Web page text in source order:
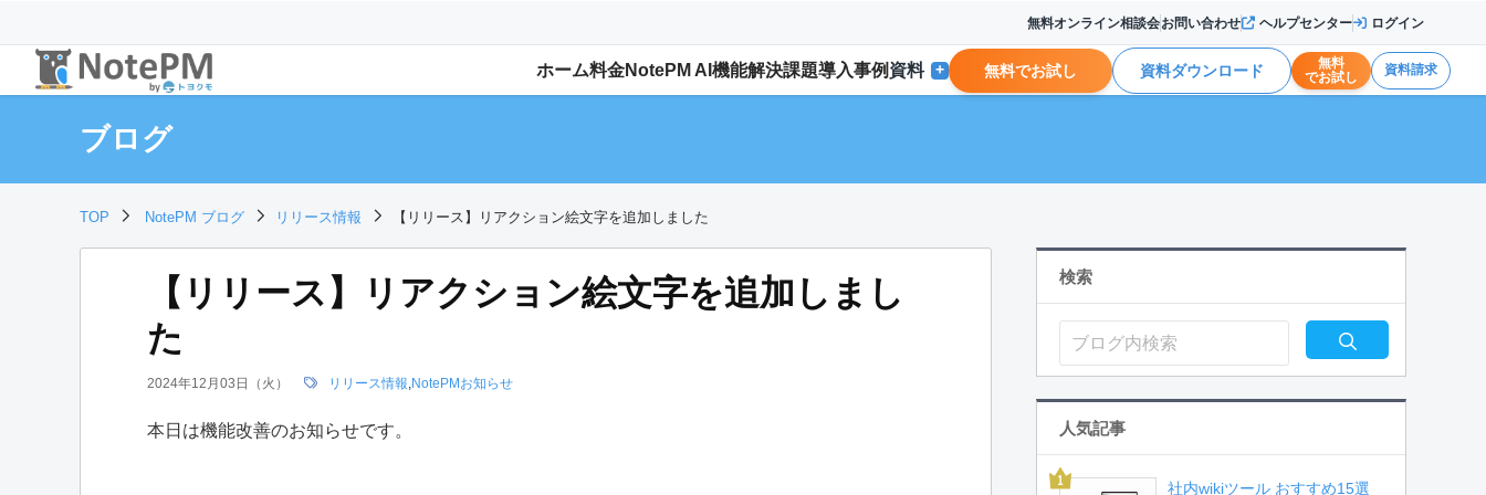
無料オンライン相談会お問い合わせ ヘルプセンター ログイン
ホーム料金NotePM AI 機能解決課題導入事例 資料 + 無料でお試し 資料ダウンロード
無料
でお試し
資料請求
ブログ
TOP NotePM ブログ リリース情報 【リリース】リアクション絵文字を追加しました
【リリース】リアクション絵文字を追加しまし
た
2024年12月03日（火） リリース情報,NotePMお知らせ
本日は機能改善のお知らせです。
検索
人気記事
社内wikiツール おすすめ15選